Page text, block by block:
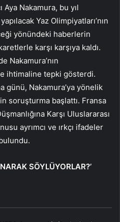
Aya Nakamura, bu yıl
Yaz Olimpiyatları’nın
yönündeki haberlerin
karşı karşıya kaldı.
Nakamura’nın
ihtimaline tepki gösterdi.
günü, Nakamura’ya yönelik
soruşturma başlattı. Fransa
Karşı Uluslararası
ayrımcı ve ırkçı ifadeler
SÖYLÜYORLAR?’